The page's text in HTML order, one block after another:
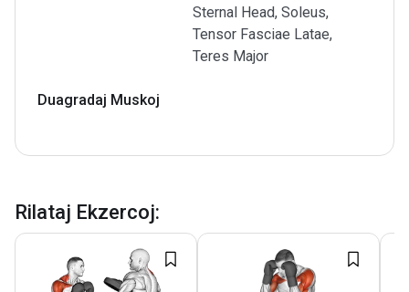
Sternal Head, Soleus,
Tensor Fasciae Latae,
Teres Major
Duagradaj Muskoj
Rilataj Ekzercoj: